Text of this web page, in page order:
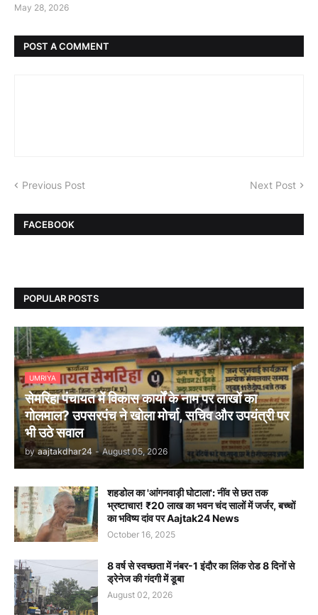
May 28, 2026
POST A COMMENT
Previous Post Next Post
FACEBOOK
POPULAR POSTS
UMRIYA
सेमरिहा पंचायत में विकास कार्यों के नाम पर लाखों का
गोलमाल? उपसरपंच ने खोला मोर्चा, सचिव और उपयंत्री पर
भी उठे सवाल
by aajtakdhar24 - August 05, 2026
शहडोल का 'आंगनवाड़ी घोटाला': नींव से छत तक
भ्रष्टाचार! ₹20 लाख का भवन चंद सालों में जर्जर, बच्चों
का भविष्य दांव पर Aajtak24 News
October 16, 2025
8 वर्ष से स्वच्छता में नंबर-1 इंदौर का लिंक रोड 8 दिनों से
ड्रेनेज की गंदगी में डूबा
August 02, 2026